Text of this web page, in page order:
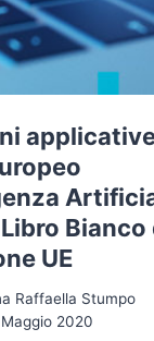
Bianco
UE
Raffaella Stumpo
2020